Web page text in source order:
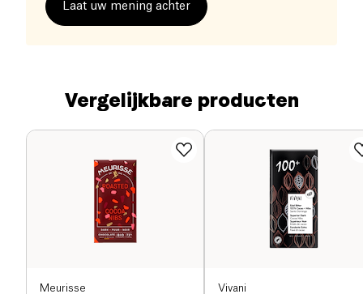
Laat uw mening achter
Vergelijkbare producten
Meurisse Vivani